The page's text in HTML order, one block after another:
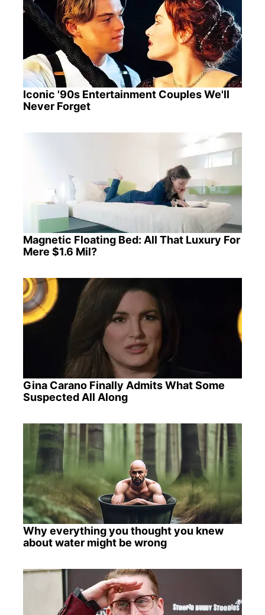
Iconic '90s Entertainment Couples We'll
Never Forget
Magnetic Floating Bed: All That Luxury For
Mere $1.6 Mil?
Gina Carano Finally Admits What Some
Suspected All Along
Why everything you thought you knew
about water might be wrong